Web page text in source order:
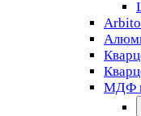
МДФ